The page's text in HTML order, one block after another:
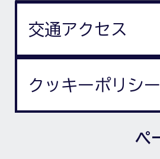
交通アクセス
クッキーポリシー
ペ